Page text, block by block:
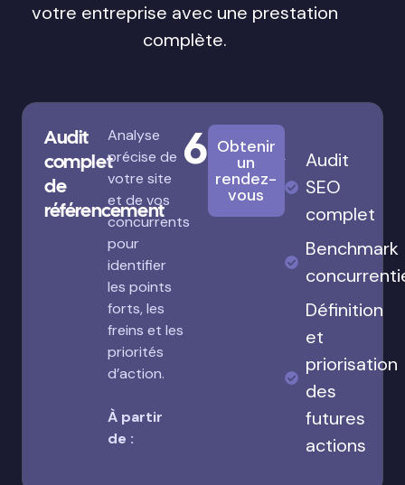
votre entreprise avec une prestation
complète.
Audit
complet
de
référencement
Analyse
précise de
votre site
et de vos
concurrents
pour
identifier
les points
forts, les
freins et les
priorités
d’action.
À partir
de :
680€
Obtenir
un
rendez-
vous
Audit
SEO
complet
Benchmark
Définition
et
priorisation
des
futures
actions